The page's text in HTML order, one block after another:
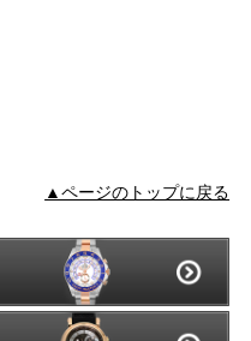
▲ページのトップに戻る